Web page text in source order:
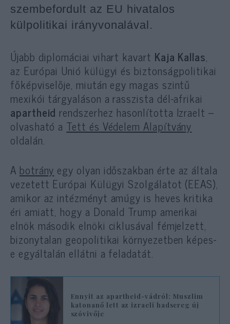
szembefordult az EU hivatalos
külpolitikai irányvonalával.
Újabb diplomáciai vihart kavart Kaja Kallas,
az Európai Unió külügyi és biztonságpolitikai
főképviselője, miután egy magas szintű
mexikói tárgyaláson a rasszista dél-afrikai
apartheid rendszerhez hasonlította Izraelt –
olvasható a Tett és Védelem Alapítvány
oldalán.
A botrány egy olyan időszakban érte az általa
vezetett Európai Külügyi Szolgálatot (EEAS),
amikor az intézményt amúgy is heves kritika
éri amiatt, hogy a Donald Trump amerikai
elnök második elnöki ciklusával fémjelzett,
bizonytalan geopolitikai környezetben képes-
e egyáltalán ellátni a feladatát.
Ennyit az apartheid-vádról: Muszlim
katonanő lett az izraeli hadsereg új
szóvivője